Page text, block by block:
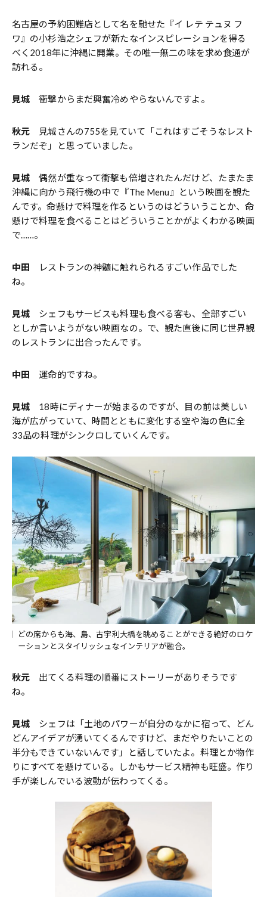
名古屋の予約困難店として名を馳せた『イ レテ テュヌ フ
ワ』の小杉浩之シェフが新たなインスピレーションを得る
べく2018年に沖縄に開業。その唯一無二の味を求め食通が
訪れる。
見城 衝撃からまだ興奮冷めやらないんですよ。
秋元 見城さんの755を見ていて「これはすごそうなレスト
ランだぞ」と思っていました。
見城 偶然が重なって衝撃も倍増されたんだけど、たまたま
沖縄に向かう飛行機の中で『The Menu』という映画を観た
んです。命懸けで料理を作るというのはどういうことか、命
懸けで料理を食べることはどういうことかがよくわかる映画
で……。
中田
レストランの神髄に触れられるすごい作品でした
ね。
見城 シェフもサービスも料理も食べる客も、全部すごい
としか言いようがない映画なの。で、観た直後に同じ世界観
のレストランに出合ったんです。
中田 運命的ですね。
見城 18時にディナーが始まるのですが、目の前は美しい
海が広がっていて、時間とともに変化する空や海の色に全
33品の料理がシンクロしていくんです。
どの席からも海、島、古宇利大橋を眺めることができる絶好のロケ
ーションとスタイリッシュなインテリアが融合。
秋元 出てくる料理の順番にストーリーがありそうです
ね。
見城 シェフは「土地のパワーが自分のなかに宿って、どん
どんアイデアが湧いてくるんですけど、まだやりたいことの
半分もできていないんです」と話していたよ。料理とか物作
りにすべてを懸けている。しかもサービス精神も旺盛。作り
手が楽しんでいる波動が伝わってくる。